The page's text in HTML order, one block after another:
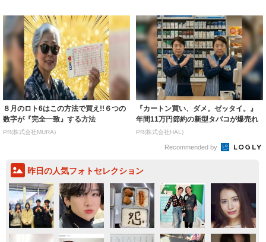
８月のロト6はこの方法で買え!!６つの
数字が『完全一致』する方法
PR(株式会社MURA)
『カートン買い、ダメ。ゼッタイ。』
年間11万円節約の新型タバコが爆売れ
PR(株式会社HAL)
Recommended by
昨日の人気フォトセレクション